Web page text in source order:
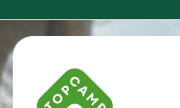
Sonntag
Samstag - Sonntag
Wir haben vom 24.
geschlossen / sind unbesetzt
Kontaktinformationen und